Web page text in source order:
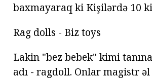
baxmayaraq ki Kişilərdə 10
Rag dolls - Biz toys
Lakin "bez bebek" kimi
adı - ragdoll. Onlar magistr